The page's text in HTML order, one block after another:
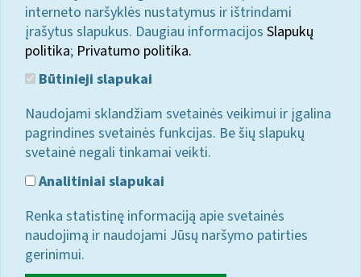
interneto naršyklės nustatymus ir ištrindami
įrašytus slapukus. Daugiau informacijos Slapukų
politika; Privatumo politika.
Būtinieji slapukai
Naudojami sklandžiam svetainės veikimui ir įgalina
pagrindines svetainės funkcijas. Be šių slapukų
svetainė negali tinkamai veikti.
Analitiniai slapukai
Renka statistinę informaciją apie svetainės
naudojimą ir naudojami Jūsų naršymo patirties
gerinimui.